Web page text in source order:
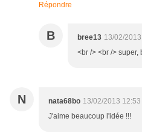
Répondre
B bree13 13/02/
<br /> <br /> super,
N nata68bo 13/02/2013 12:53
J'aime beaucoup l'idée !!!